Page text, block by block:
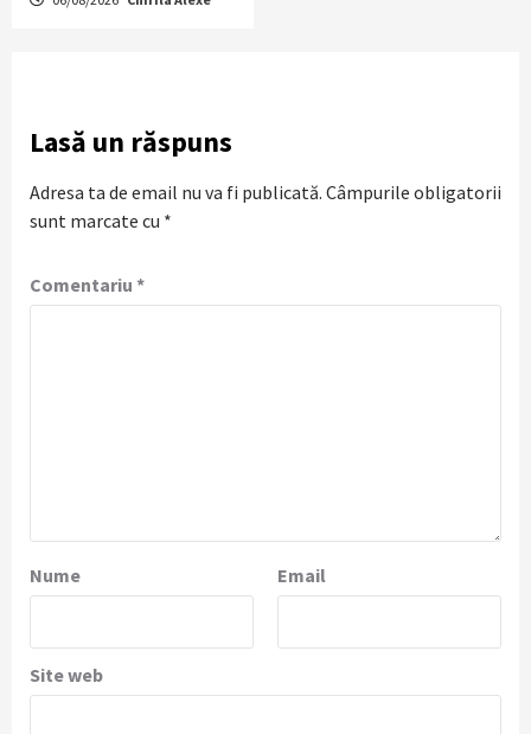
Lasă un răspuns
Adresa ta de email nu va fi publicată. Câmpurile obligatorii
sunt marcate cu *
Comentariu *
Nume Email
Site web